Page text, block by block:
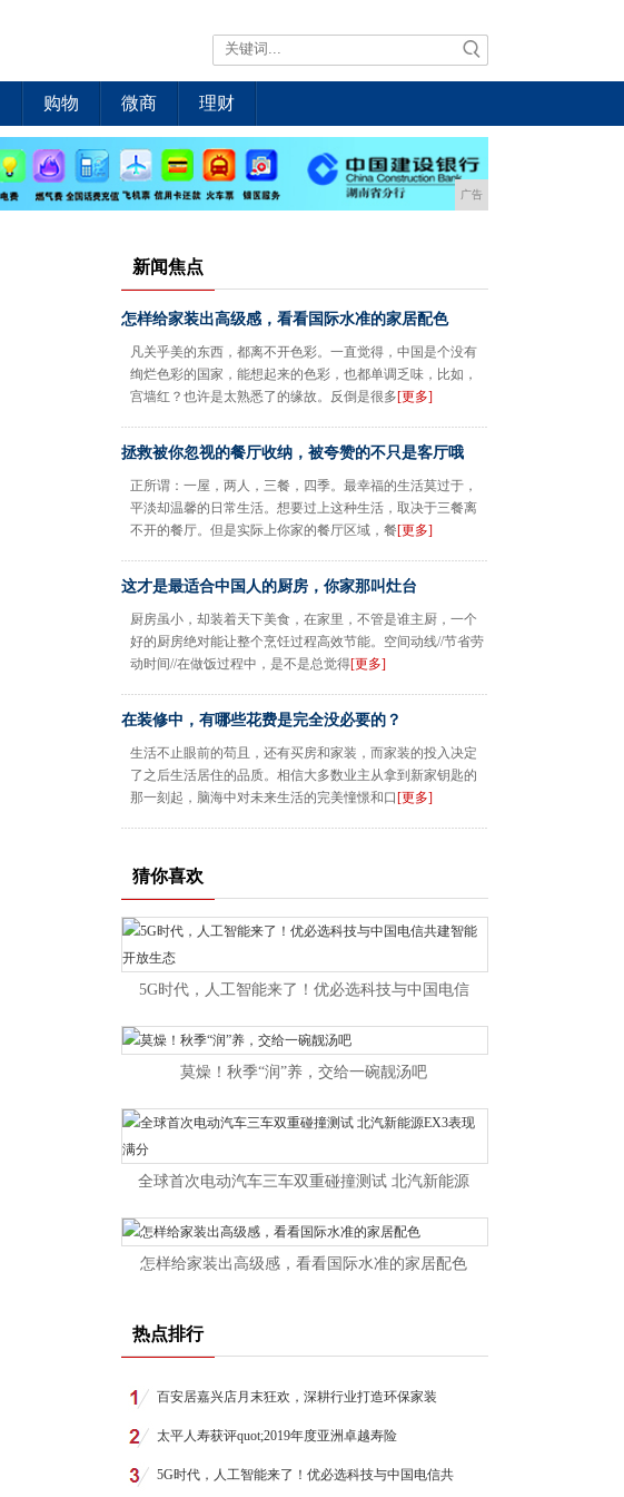
购物 微商 理财
广告
新闻焦点
怎样给家装出高级感，看看国际水准的家居配色
凡关乎美的东西，都离不开色彩。一直觉得，中国是个没有
绚烂色彩的国家，能想起来的色彩，也都单调乏味，比如，
宫墙红？也许是太熟悉了的缘故。反倒是很多[更多]
拯救被你忽视的餐厅收纳，被夸赞的不只是客厅哦
正所谓：一屋，两人，三餐，四季。最幸福的生活莫过于，
平淡却温馨的日常生活。想要过上这种生活，取决于三餐离
不开的餐厅。但是实际上你家的餐厅区域，餐[更多]
这才是最适合中国人的厨房，你家那叫灶台
厨房虽小，却装着天下美食，在家里，不管是谁主厨，一个
好的厨房绝对能让整个烹饪过程高效节能。空间动线//节省劳
动时间//在做饭过程中，是不是总觉得[更多]
在装修中，有哪些花费是完全没必要的？
生活不止眼前的苟且，还有买房和家装，而家装的投入决定
了之后生活居住的品质。相信大多数业主从拿到新家钥匙的
那一刻起，脑海中对未来生活的完美憧憬和口 [更多]
猜你喜欢
5G时代，人工智能来了！优必选科技与中国电信
莫燥！秋季“润”养，交给一碗靓汤吧
全球首次电动汽车三车双重碰撞测试 北汽新能源
怎样给家装出高级感，看看国际水准的家居配色
热点排行
百安居嘉兴店月末狂欢，深耕行业打造环保家装
太平人寿获评quot;2019年度亚洲卓越寿险
5G时代，人工智能来了！优必选科技与中国电信共